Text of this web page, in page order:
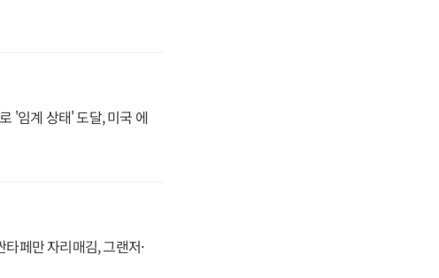
'임계 상태' 도달, 미국 에
페만 자리매김, 그랜저·